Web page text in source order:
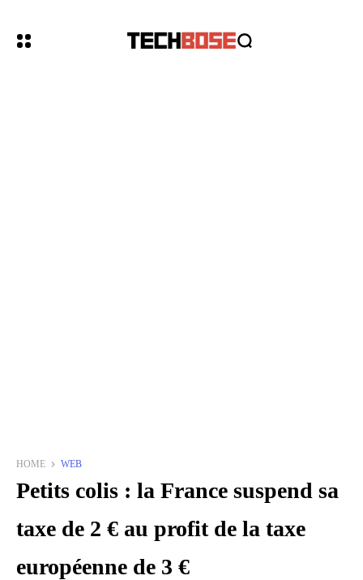
HOME WEB
Petits colis : la France suspend sa
taxe de 2 € au profit de la taxe
européenne de 3 €